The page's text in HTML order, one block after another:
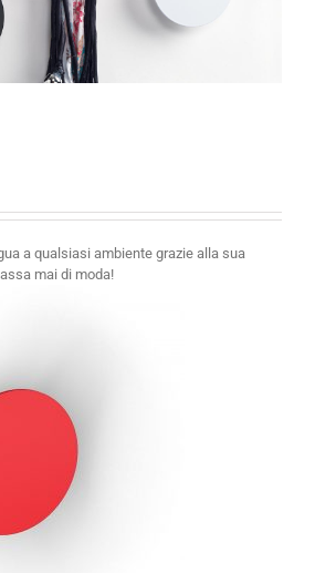
a qualsiasi ambiente grazie alla sua
mai di moda!